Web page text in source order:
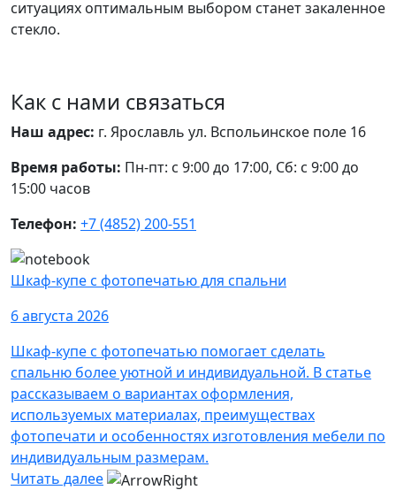
ситуациях оптимальным выбором станет закаленное
стекло.
Как с нами связаться
Наш адрес: г. Ярославль ул. Вспольинское поле 16
Время работы: Пн-пт: с 9:00 до 17:00, Сб: с 9:00 до
15:00 часов
Телефон: +7 (4852) 200-551
Шкаф-купе с фотопечатью для спальни
6 августа 2026
Шкаф-купе с фотопечатью помогает сделать
спальню более уютной и индивидуальной. В статье
рассказываем о вариантах оформления,
используемых материалах, преимуществах
фотопечати и особенностях изготовления мебели по
индивидуальным размерам.
Читать далее